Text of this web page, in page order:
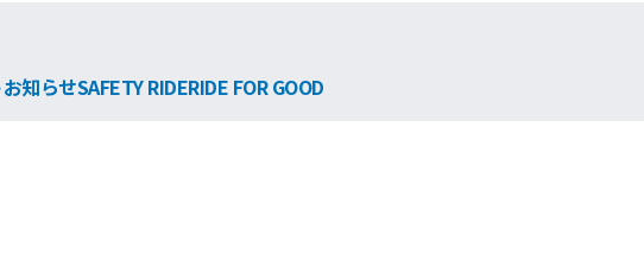
お知らせSAFETY RIDERIDE FOR GOOD